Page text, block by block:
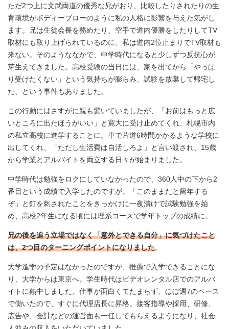
ただ2つ上に文武両道の優秀な兄がおり、比較したりされたりの生
育環境がボディーブローのように私の人格に影響を与えた気がし
ます。兄は生徒会長を務めたり、空手で道内優勝をしたりしてTV
取材にも取り上げられているのに、私は道内2位止まりでTV取材も
来ない。そのようななかで、中学時代になると少しずつ反抗心が
芽生えてきました。高校受験の当日には、家を出てから「やっぱ
り受けたくない」という気持ちが膨らみ、試験を放棄して帰宅し
た、という事件もありました。
この行動にはさすがに親も驚いていましたが、「お前はもっと広
いところに出たほうがいい」と寛大に受け止めてくれ、札幌市内
の私立高校に進学することに。車で片道6時間かかるような学校に
出してくれ、「ただし生活費は自活しろよ」と言い渡され、15歳
から学業とアルバイトを両立する日々が始まりました。
中学時代は勉強をロクにしていなかったので、360人中の下から2
番目という成績で入学したのですが、「このままだと留年する
ぞ」と釘を刺されたことをきっかけに一夜漬けで試験勉強を始
め、高校2年生になる頃には理系コースで学年トップの成績に。
兄の後を追う立場ではなく「意外とできる自分」に気づけたこと
は、2つ目のターニングポイントになりました。
大学進学の予定はなかったのですが、推薦で入学できることにな
り、大学からは東京へ。学生時代はビデオレンタル店でのアルバ
イトに熱中しました。仕事が面白くてたまらず、ほぼ週7のペース
で働いたので、すぐに代理店長に昇格。接客指導や採用、研修、
広告や、会計などの運営面も一任してもらえるようになり、社会